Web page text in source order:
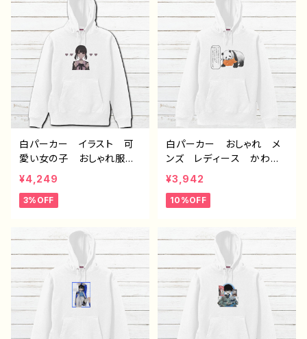
ストレーター クリエイタ
ー 絵師 オリジナル デ
ザイン グッズ 悪いことを
言うパンダ タイトル：もし
もし悪パンダ 作：こさつ
ね G-6
ストレーター クリエイタ
ー 絵師 オリジナル デ
ザイン グッズ 悪いことを
言うパンダ タイトル：たい
やき悪パンダ 作：こさつ
白パーカー イラスト 可
愛い女の子 おしゃれ服
病みかわいい メンヘラ
ヤンデレ 指ハート メン
ズ レディース おすす
トカット おさげ 人気 イ
ラストレーター 絵師 ク
リエイター オリジナル デ
ザイン グッズ タイトル：
つるせpattern38 作：つる
¥4,249
3%OFF
白パーカー おしゃれ メ
ンズ レディース かわい
い おもしろパーカー パ
ンダ 動物 ゆるかわ イ
ラスト おすすめ 個性
るい ネタ系 人気 イラ
ストレーター クリエイタ
ー 絵師 オリジナル デ
ザイン グッズ 悪いことを
言うパンダ タイトル：たい
やき悪パンダ セリフ付き
¥3,942
10%OFF